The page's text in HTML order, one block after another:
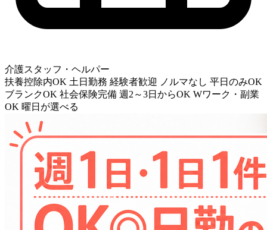
介護スタッフ・ヘルパー
扶養控除内OK 土日勤務 経験者歓迎 ノルマなし 平日のみOK
ブランクOK 社会保険完備 週2～3日からOK Wワーク・副業
OK 曜日が選べる